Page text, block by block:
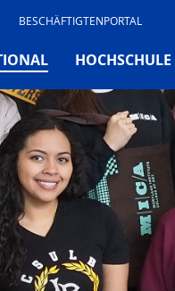
BESCHÄFTIGTENPORTAL
(CURRENT)
HOCHSCHULE